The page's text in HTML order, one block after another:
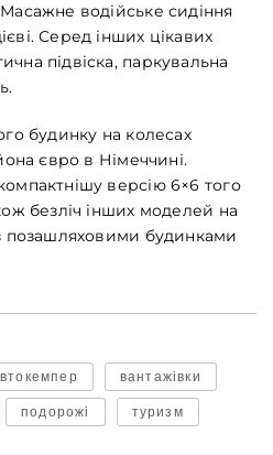
водійське сидіння
Серед інших цікавих
підвіска, паркувальна
будинку на колесах
євро в Німеччині.
версію 6×6 того
безліч інших моделей на
позашляховими будинками
вантажівки
подорожі туризм